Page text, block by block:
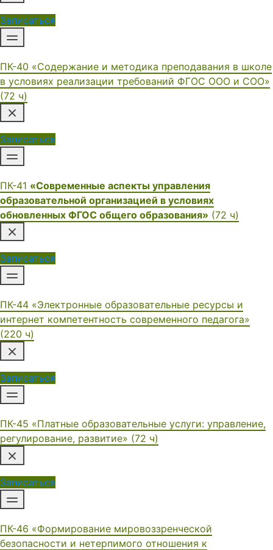
Записаться
ПК-40 «Содержание и методика преподавания в школе
в условиях реализации требований ФГОС ООО и СОО»
(72 ч)
Записаться
ПК-41 «Современные аспекты управления
образовательной организацией в условиях
обновленных ФГОС общего образования» (72 ч)
Записаться
ПК-44 «Электронные образовательные ресурсы и
интернет компетентность современного педагога»
(220 ч)
Записаться
ПК-45 «Платные образовательные услуги: управление,
регулирование, развитие» (72 ч)
Записаться
ПК-46 «Формирование мировоззренческой
безопасности и нетерпимого отношения к